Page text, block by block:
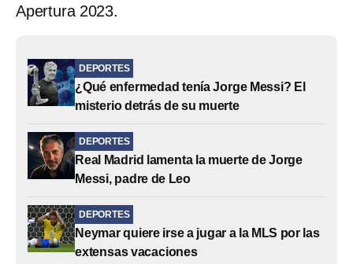
Apertura 2023.
DEPORTES
¿Qué enfermedad tenía Jorge Messi? El
misterio detrás de su muerte
DEPORTES
Real Madrid lamenta la muerte de Jorge
Messi, padre de Leo
DEPORTES
Neymar quiere irse a jugar a la MLS por las
extensas vacaciones